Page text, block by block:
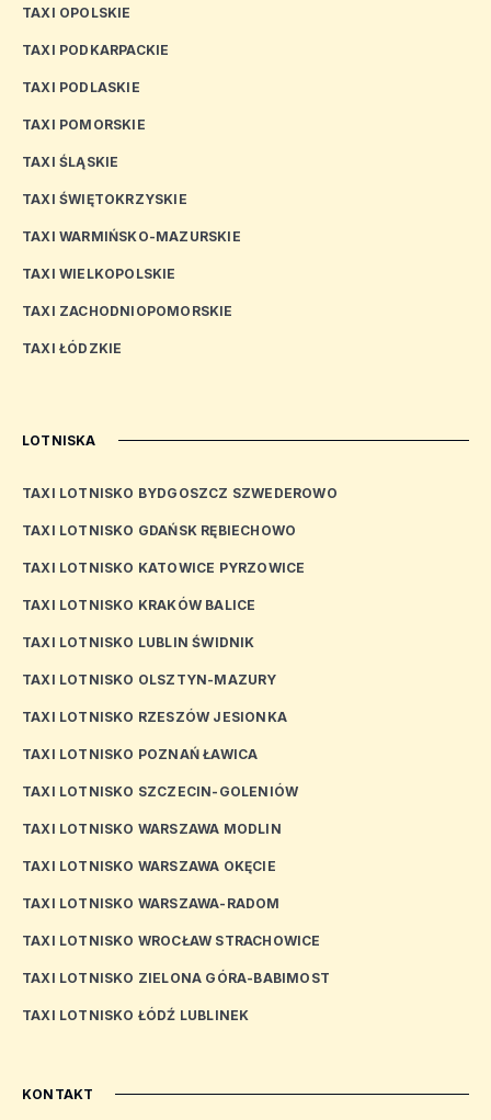
TAXI OPOLSKIE
TAXI PODKARPACKIE
TAXI PODLASKIE
TAXI POMORSKIE
TAXI ŚLĄSKIE
TAXI ŚWIĘTOKRZYSKIE
TAXI WARMIŃSKO-MAZURSKIE
TAXI WIELKOPOLSKIE
TAXI ZACHODNIOPOMORSKIE
TAXI ŁÓDZKIE
LOTNISKA
TAXI LOTNISKO BYDGOSZCZ SZWEDEROWO
TAXI LOTNISKO GDAŃSK RĘBIECHOWO
TAXI LOTNISKO KATOWICE PYRZOWICE
TAXI LOTNISKO KRAKÓW BALICE
TAXI LOTNISKO LUBLIN ŚWIDNIK
TAXI LOTNISKO OLSZTYN-MAZURY
TAXI LOTNISKO RZESZÓW JESIONKA
TAXI LOTNISKO POZNAŃ ŁAWICA
TAXI LOTNISKO SZCZECIN-GOLENIÓW
TAXI LOTNISKO WARSZAWA MODLIN
TAXI LOTNISKO WARSZAWA OKĘCIE
TAXI LOTNISKO WARSZAWA-RADOM
TAXI LOTNISKO WROCŁAW STRACHOWICE
TAXI LOTNISKO ZIELONA GÓRA-BABIMOST
TAXI LOTNISKO ŁÓDŹ LUBLINEK
KONTAKT